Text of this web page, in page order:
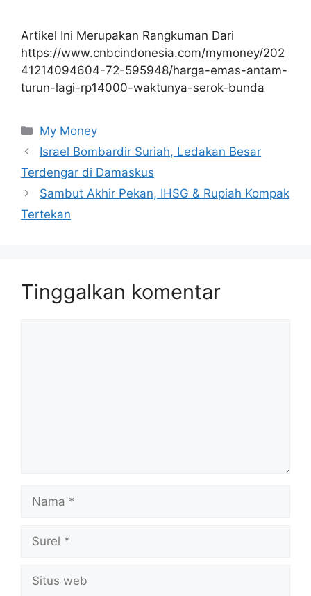
Artikel Ini Merupakan Rangkuman Dari
https://www.cnbcindonesia.com/mymoney/202
41214094604-72-595948/harga-emas-antam-
turun-lagi-rp14000-waktunya-serok-bunda
Kategori
My Money
Israel Bombardir Suriah, Ledakan Besar
Terdengar di Damaskus
Sambut Akhir Pekan, IHSG & Rupiah Kompak
Tertekan
Tinggalkan komentar
Nama
Surel
Situs
web